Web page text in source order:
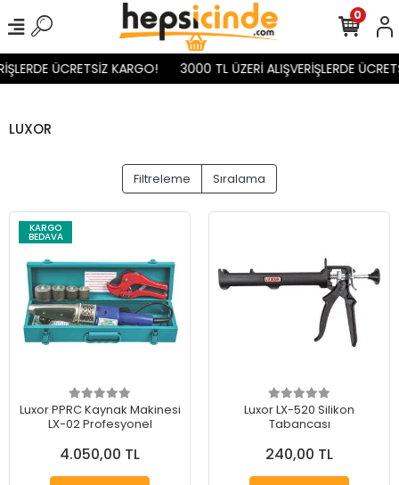
ÜCRETSİZ KARGO! 3000 TL ÜZERİ ALIŞVERİŞLERDE
0
LUXOR
Filtreleme Sıralama
KARGO
BEDAVA
Luxor PPRC Kaynak Makinesi
LX-02 Profesyonel
4.050,00 TL
Luxor LX-520 Silikon
Tabancası
240,00 TL